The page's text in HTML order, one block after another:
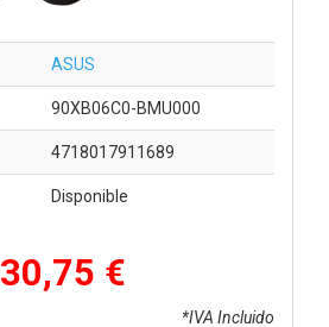
ASUS
90XB06C0-BMU000
4718017911689
Disponible
30,75 €
*IVA Incluido